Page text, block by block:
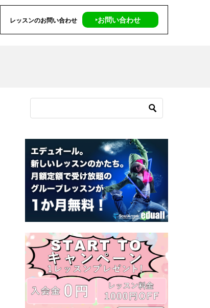
レッスンのお問い合わせ ‣お問い合わせ